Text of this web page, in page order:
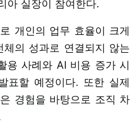
아 실장이 참여한다.
개인의 업무 효율이 크게
의 성과로 연결되지 않는
용 사례와 AI 비용 증가 시
표할 예정이다. 또한 실제
경험을 바탕으로 조직 차